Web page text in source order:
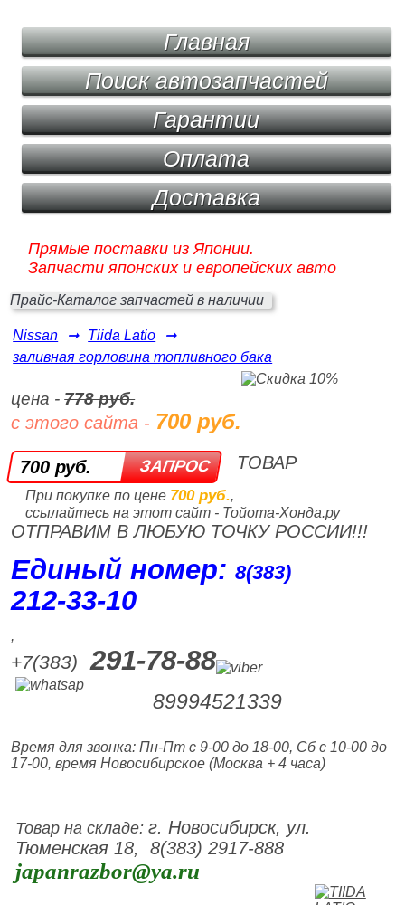
Главная
Поиск автозапчастей
Гарантии
Оплата
Доставка
Прямые поставки из Японии.
Запчасти японских и европейских авто
Прайс-Каталог запчастей в наличии
Nissan ➞ Tiida Latio
➞
заливная горловина топливного бака
цена -778 руб.
с этого сайта - 700 руб.
700 руб.
При покупке по цене 700 руб.,
ссылайтесь на этот сайт - Тойота-Хонда.ру
ТОВАР
ОТПРАВИМ В ЛЮБУЮ ТОЧКУ РОССИИ!!!
Единый номер:8(383)
212‑33‑10
,
+7(383) 291-78-88
89994521339
Время для звонка: Пн-Пт с 9-00 до 18-00, Сб с 10-00 до
17-00, время Новосибирское (Москва + 4 часа)
Товар на складе:г. Новосибирск, ул.
Тюменская 18, 8(383) 2917-888
japanrazbor@ya.ru